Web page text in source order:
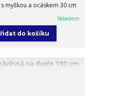
myškou a ocáskem 30 cm
Skladem
do košíku